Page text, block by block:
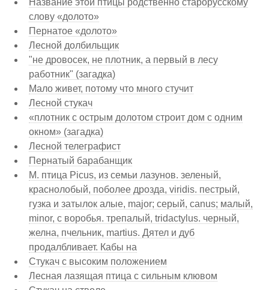
слову «долото»
Пернатое «долото»
Лесной долбильщик
"не дровосек, не плотник, а первый в лесу
работник" (загадка)
Мало живет, потому что много стучит
Лесной стукач
«плотник с острым долотом строит дом с одним
окном» (загадка)
Лесной телеграфист
Пернатый барабанщик
М. птица Picus, из семьи лазунов. зеленый,
краснолобый, поболее дрозда, viridis. пестрый,
гузка и затылок алые, major; серый, canus; малый,
minor, с воробья. трепалый, tridactylus. черный,
желна, пчельник, martius. Дятел и дуб
продалбливает. Кабы на
Стукач с высоким положением
Лесная лазящая птица с сильным клювом